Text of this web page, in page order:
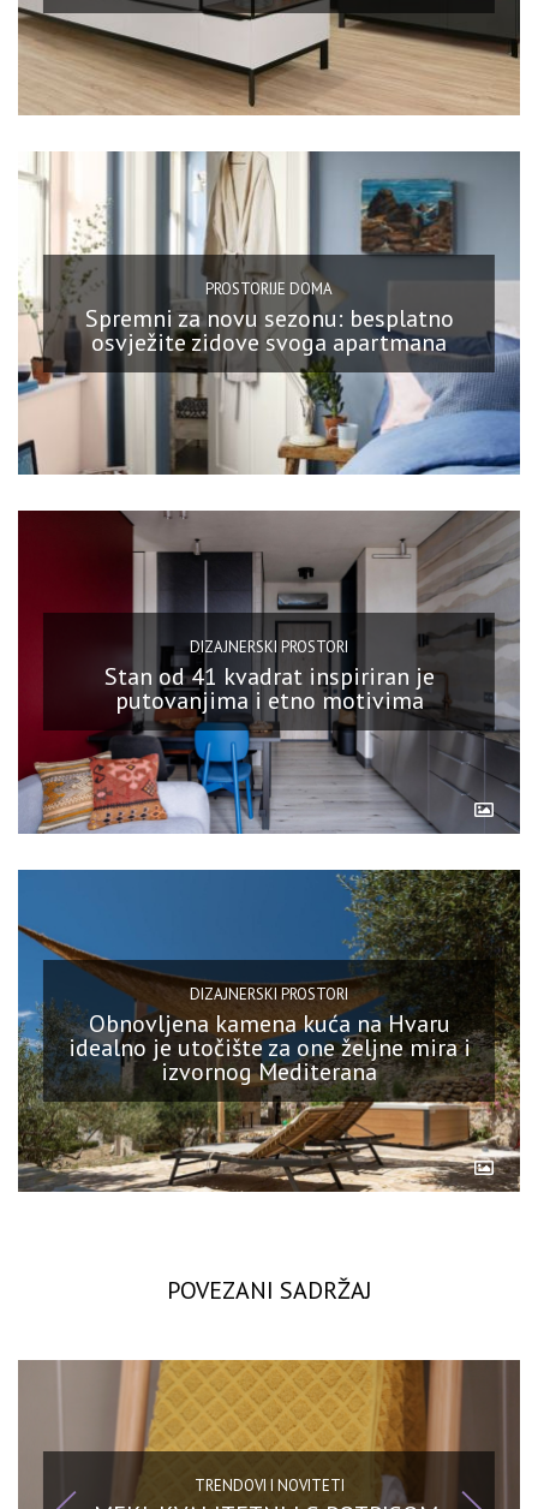
PROSTORIJE DOMA
Spremni za novu sezonu: besplatno
osvježite zidove svoga apartmana
DIZAJNERSKI PROSTORI
Stan od 41 kvadrat inspiriran je
putovanjima i etno motivima
DIZAJNERSKI PROSTORI
Obnovljena kamena kuća na Hvaru
idealno je utočište za one željne mira i
izvornog Mediterana
POVEZANI SADRŽAJ
TRENDOVI I NOVITETI